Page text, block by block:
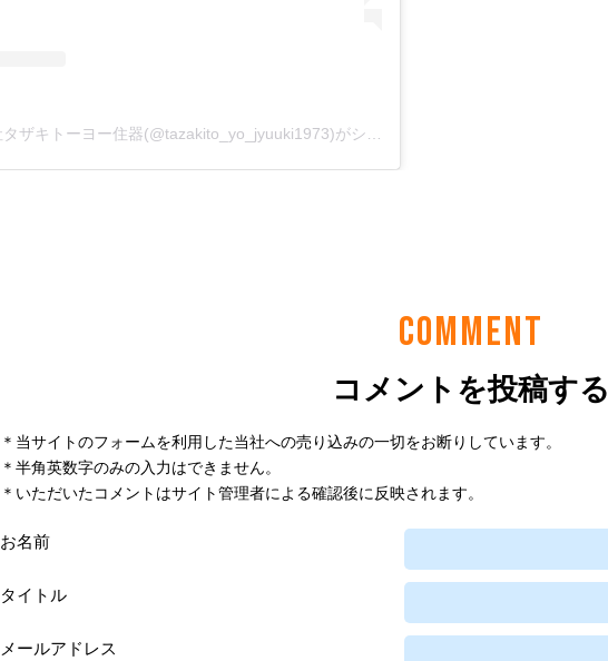
COMMENT
コメントを投稿する
＊当サイトのフォームを利用した当社への売り込みの一切をお断りしています。
＊半角英数字のみの入力はできません。
＊いただいたコメントはサイト管理者による確認後に反映されます。
お名前
タイトル
メールアドレス